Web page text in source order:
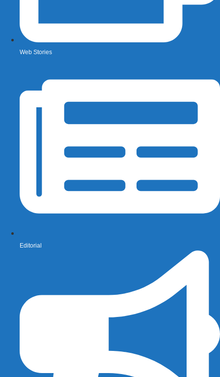
Web Stories
Editorial